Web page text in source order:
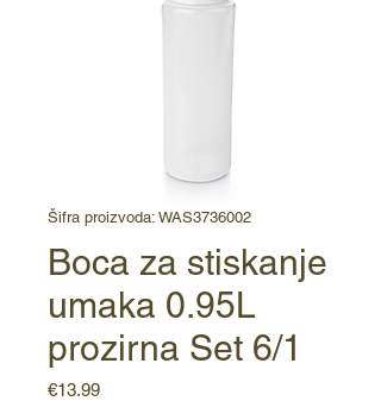
Šifra proizvoda: WAS3736002
Boca za stiskanje
umaka 0.95L
prozirna Set 6/1
€13.99Cijena